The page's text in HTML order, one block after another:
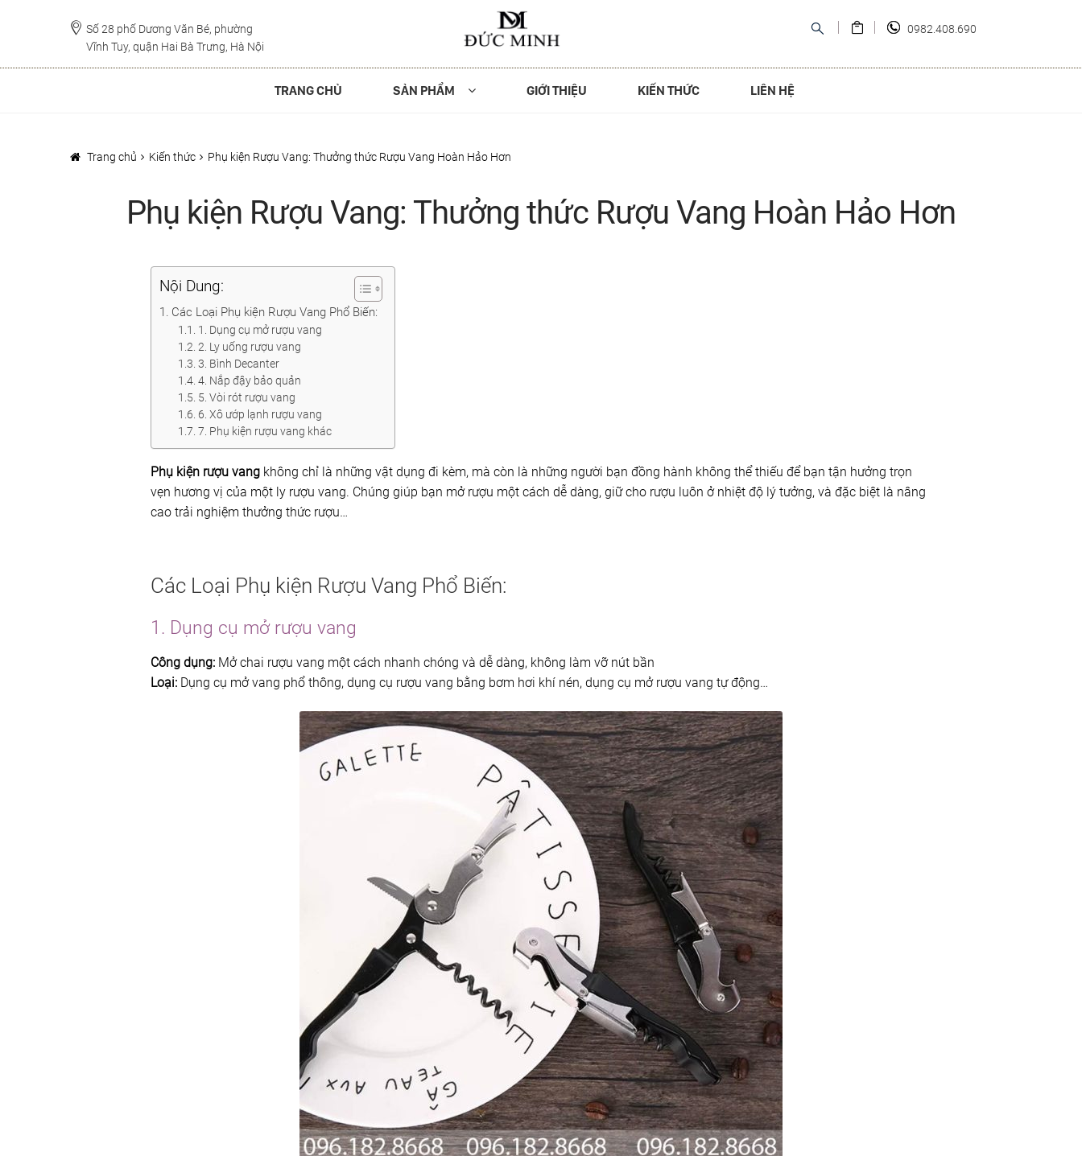
đến
Điều
hướng
đến
nội
dung
Số 28 phố Dương Văn Bé, phường
Vĩnh Tuy, quận Hai Bà Trưng, Hà Nội
0982.408.690
TRANG CHỦ SẢN PHẨM GIỚI THIỆU KIẾN THỨC LIÊN HỆ
Trang chủ Kiến thức Phụ kiện Rượu Vang: Thưởng thức Rượu Vang Hoàn Hảo Hơn
Phụ kiện Rượu Vang: Thưởng thức Rượu Vang Hoàn Hảo Hơn
Nội Dung:
Các Loại Phụ kiện Rượu Vang Phổ Biến:
1. Dụng cụ mở rượu vang
2. Ly uống rượu vang
3. Bình Decanter
4. Nắp đậy bảo quản
5. Vòi rót rượu vang
6. Xô ướp lạnh rượu vang
7. Phụ kiện rượu vang khác
Phụ kiện rượu vang không chỉ là những vật dụng đi kèm, mà còn là những người bạn đồng hành không thể thiếu để bạn tận hưởng trọn
vẹn hương vị của một ly rượu vang. Chúng giúp bạn mở rượu một cách dễ dàng, giữ cho rượu luôn ở nhiệt độ lý tưởng, và đặc biệt là nâng
cao trải nghiệm thưởng thức rượu…
Các Loại Phụ kiện Rượu Vang Phổ Biến:
1. Dụng cụ mở rượu vang
Công dụng: Mở chai rượu vang một cách nhanh chóng và dễ dàng, không làm vỡ nút bần
Loại: Dụng cụ mở vang phổ thông, dụng cụ rượu vang bằng bơm hơi khí nén, dụng cụ mở rượu vang tự động…